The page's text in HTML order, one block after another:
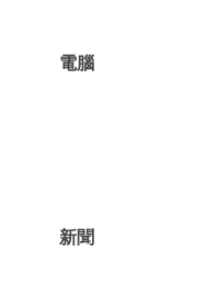
電腦
新聞